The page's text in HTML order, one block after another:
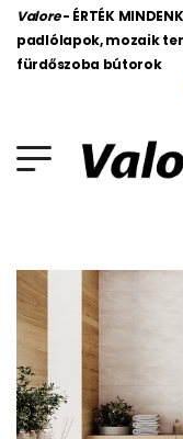
Valore - ÉRTÉK
padlólapok, mozaik
fürdőszoba bútorok